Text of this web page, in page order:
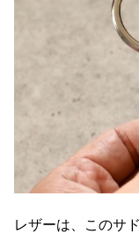
レザーは、このサ